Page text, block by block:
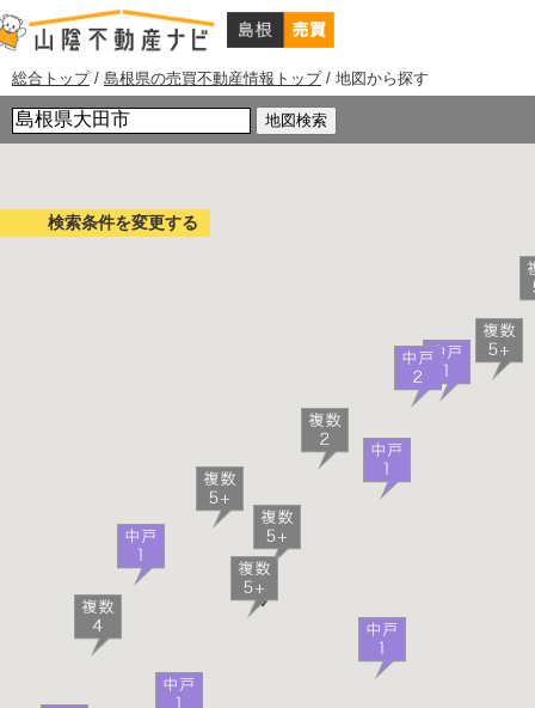
現
在
の
位
置：
総合トップ/ 島根県の売買不動産情報トップ/ 地図から探す
検索条件を変更する